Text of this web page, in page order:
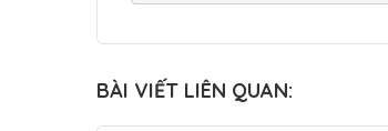
BÀI VIẾT LIÊN QUAN: